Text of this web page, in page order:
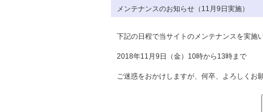
メンテナンスのお知らせ（11月9日実施）
下記の日程で当サイトのメンテナンスを実施
2018年11月9日（金）10時から13時まで
ご迷惑をおかけしますが、何卒、よろしくお